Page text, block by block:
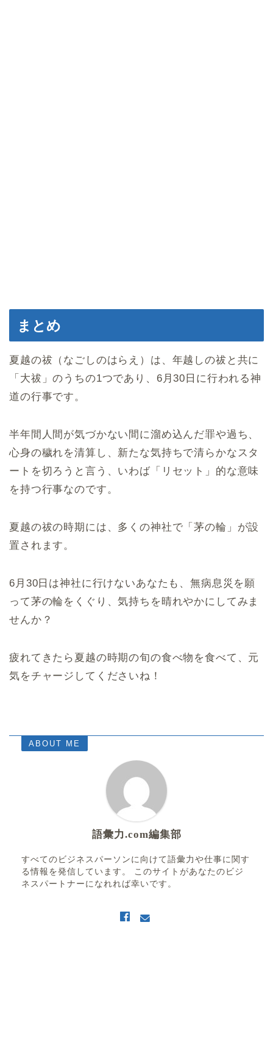
まとめ
夏越の祓（なごしのはらえ）は、年越しの祓と共に
「大祓」のうちの1つであり、6月30日に行われる神
道の行事です。
半年間人間が気づかない間に溜め込んだ罪や過ち、
心身の穢れを清算し、新たな気持ちで清らかなスタ
ートを切ろうと言う、いわば「リセット」的な意味
を持つ行事なのです。
夏越の祓の時期には、多くの神社で「茅の輪」が設
置されます。
6月30日は神社に行けないあなたも、無病息災を願
って茅の輪をくぐり、気持ちを晴れやかにしてみま
せんか？
疲れてきたら夏越の時期の旬の食べ物を食べて、元
気をチャージしてくださいね！
ABOUT ME
語彙力.com編集部
すべてのビジネスパーソンに向けて語彙力や仕事に関す
る情報を発信しています。 このサイトがあなたのビジ
ネスパートナーになれれば幸いです。